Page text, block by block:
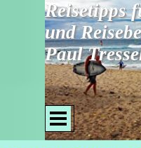
Direkt zum Seiteninhalt
Reisetipps
und
Paul
Menü